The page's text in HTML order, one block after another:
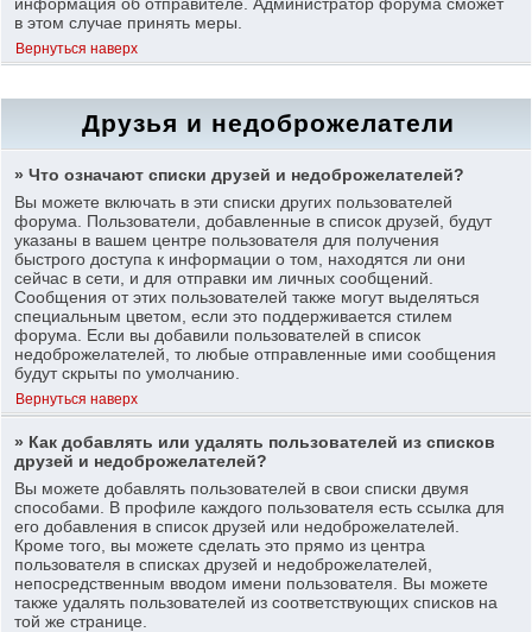
в этом случае принять меры.
Вернуться наверх
Друзья и недоброжелатели
» Что означают списки друзей и недоброжелателей?
Вы можете включать в эти списки других пользователей
форума. Пользователи, добавленные в список друзей, будут
указаны в вашем центре пользователя для получения
быстрого доступа к информации о том, находятся ли они
сейчас в сети, и для отправки им личных сообщений.
Сообщения от этих пользователей также могут выделяться
специальным цветом, если это поддерживается стилем
форума. Если вы добавили пользователей в список
недоброжелателей, то любые отправленные ими сообщения
будут скрыты по умолчанию.
Вернуться наверх
» Как добавлять или удалять пользователей из списков
друзей и недоброжелателей?
Вы можете добавлять пользователей в свои списки двумя
способами. В профиле каждого пользователя есть ссылка для
его добавления в список друзей или недоброжелателей.
Кроме того, вы можете сделать это прямо из центра
пользователя в списках друзей и недоброжелателей,
непосредственным вводом имени пользователя. Вы можете
также удалять пользователей из соответствующих списков на
той же странице.